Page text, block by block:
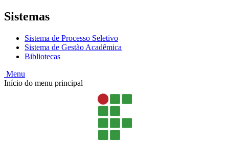
Sistemas
Sistema de Processo Seletivo
Sistema de Gestão Acadêmica
Bibliotecas
Menu
Início do menu principal